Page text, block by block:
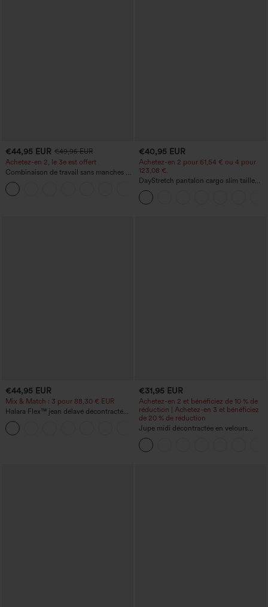
€44,95 EUR €49,95 EUR
Achetez-en 2, le 3e est offert
Combinaison de travail sans manches à
encolure bateau, côtés noués, toucher
frais, rayée, avec poches — Édition Easy
Peezy
€40,95 EUR
Achetez-en 2 pour 61,54 € ou 4 pour
123,08 €.
DayStretch pantalon cargo slim taille
haute, poches zippées, uni
€44,95 EUR
Mix & Match : 3 pour 88,30 € EUR
Halara Flex™ jean délavé décontracté
taille haute à poches, coupe baggy à
jambe large
+2
€31,95 EUR
Achetez-en 2 et bénéficiez de 10 % de
réduction | Achetez-en 3 et bénéficiez
de 20 % de réduction
Jupe midi décontractée en velours
côtelé, taille mi-haute, poches avant
latérales à rabat